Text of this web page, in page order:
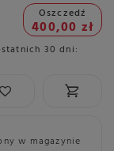
Oszczedź
400,00 zł
30 dni:
w magazynie